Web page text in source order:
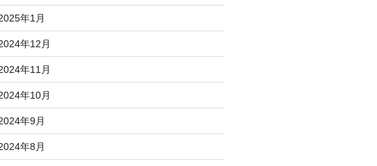
年1月
年12月
年11月
年10月
年9月
年8月